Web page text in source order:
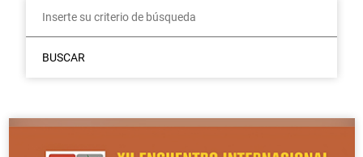
BUSCAR